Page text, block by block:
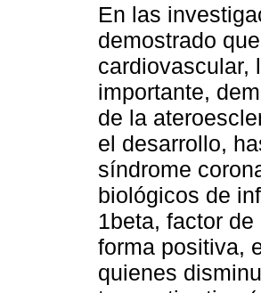
En las
demostrado
cardiovascular,
importante,
de la
el desarrollo,
síndrome
biológicos de
1beta, factor
forma positiva,
quienes